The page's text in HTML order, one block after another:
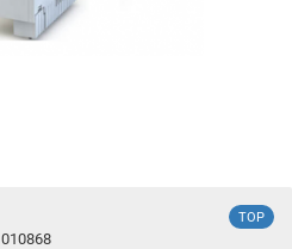
TOP
010868